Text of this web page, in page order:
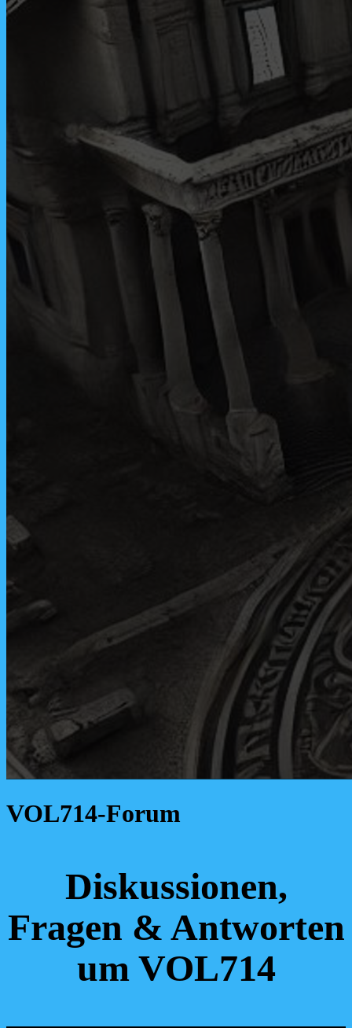
VOL714-Forum
Diskussionen,
Fragen & Antworten
um VOL714